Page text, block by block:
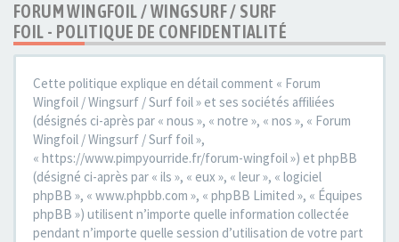
FORUM WINGFOIL / WINGSURF / SURF
FOIL - POLITIQUE DE CONFIDENTIALITÉ
Cette politique explique en détail comment « Forum
Wingfoil / Wingsurf / Surf foil » et ses sociétés affiliées
(désignés ci-après par « nous », « notre », « nos », « Forum
Wingfoil / Wingsurf / Surf foil »,
« https://www.pimpyourride.fr/forum-wingfoil ») et phpBB
(désigné ci-après par « ils », « eux », « leur », « logiciel
phpBB », « www.phpbb.com », « phpBB Limited », « Équipes
phpBB ») utilisent n’importe quelle information collectée
pendant n’importe quelle session d’utilisation de votre part